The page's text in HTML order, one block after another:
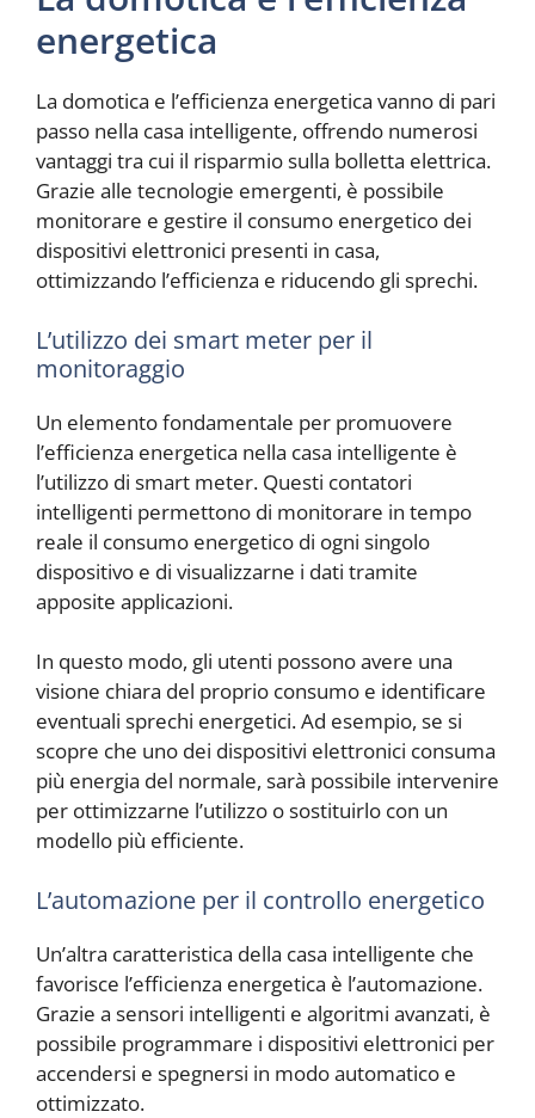
energetica
La domotica e l’efficienza energetica vanno di pari
passo nella casa intelligente, offrendo numerosi
vantaggi tra cui il risparmio sulla bolletta elettrica.
Grazie alle tecnologie emergenti, è possibile
monitorare e gestire il consumo energetico dei
dispositivi elettronici presenti in casa,
ottimizzando l’efficienza e riducendo gli sprechi.
L’utilizzo dei smart meter per il
monitoraggio
Un elemento fondamentale per promuovere
l’efficienza energetica nella casa intelligente è
l’utilizzo di smart meter. Questi contatori
intelligenti permettono di monitorare in tempo
reale il consumo energetico di ogni singolo
dispositivo e di visualizzarne i dati tramite
apposite applicazioni.
In questo modo, gli utenti possono avere una
visione chiara del proprio consumo e identificare
eventuali sprechi energetici. Ad esempio, se si
scopre che uno dei dispositivi elettronici consuma
più energia del normale, sarà possibile intervenire
per ottimizzarne l’utilizzo o sostituirlo con un
modello più efficiente.
L’automazione per il controllo energetico
Un’altra caratteristica della casa intelligente che
favorisce l’efficienza energetica è l’automazione.
Grazie a sensori intelligenti e algoritmi avanzati, è
possibile programmare i dispositivi elettronici per
accendersi e spegnersi in modo automatico e
ottimizzato.